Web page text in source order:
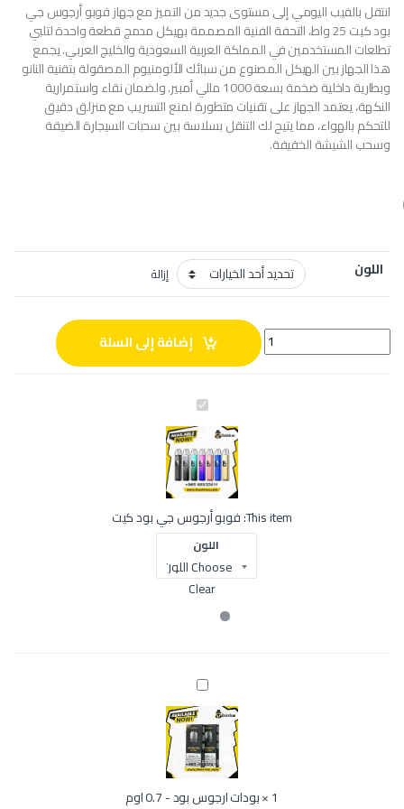
انتقل بالفيب اليومي إلى مستوى جديد من التميز مع جهاز فوبو أرجوس جي
بود كيت 25 واط، التحفة الفنية المصممة بهيكل مدمج قطعة واحدة لتلبي
تطلعات المستخدمين في المملكة العربية السعودية والخليج العربي. يجمع
هذا الجهاز بين الهيكل المصنوع من سبائك الألومنيوم المصقولة بتقنية النانو
وبطارية داخلية ضخمة بسعة 1000 مللي أمبير. ولضمان نقاء واستمرارية
النكهة، يعتمد الجهاز على تقنيات متطورة لمنع التسريب مع منزلق دقيق
للتحكم بالهواء، مما يتيح لك التنقل بسلاسة بين سحبات السيجارة الضيقة
وسحب الشيشة الخفيفة.
اللون إزالة
فوبو أرجوس جي بود كيت quantity إضافة إلى السلة
ف
و
أ
ر
و
س
ج
ي
ب
و
ي
This item: فوبو أرجوس جي بود كيت
اللون
Clear
ب
ا
ت
ا
ج 1
×بودات ارجوس بود - 0.7 اوم